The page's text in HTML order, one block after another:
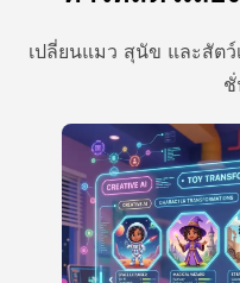
เปลี่ยนแมว สุนัข และสัตว์